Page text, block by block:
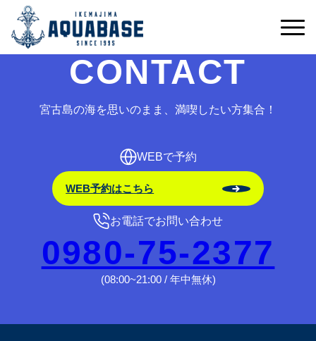
予約受付期間外です。
CONTACT
宮古島の海を思いのまま、満喫したい方集合！
WEBで予約
WEB予約はこちら
お電話でお問い合わせ
0980-75-2377
(08:00~21:00 / 年中無休)